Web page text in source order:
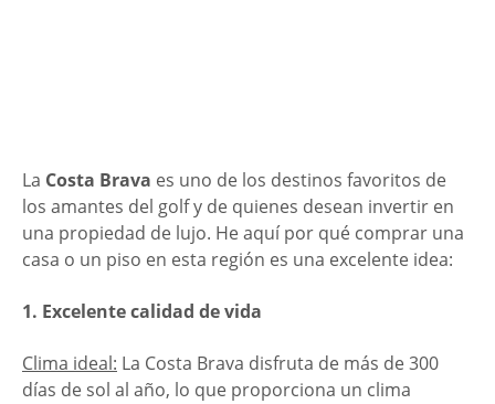
La Costa Brava es uno de los destinos favoritos de
los amantes del golf y de quienes desean invertir en
una propiedad de lujo. He aquí por qué comprar una
casa o un piso en esta región es una excelente idea:
1. Excelente calidad de vida
Clima ideal: La Costa Brava disfruta de más de 300
días de sol al año, lo que proporciona un clima